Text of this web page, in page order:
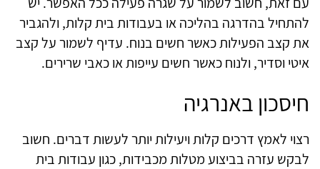
להתחיל בהדרגה בהליכה או בעבודות בית קלות, ולהגביר
את קצב הפעילות כאשר חשים בנוח. עדיף לשמור על קצב
איטי וסדיר, ולנוח כאשר חשים עייפות או כאבי שרירים.
חיסכון באנרגיה
רצוי לאמץ דרכים קלות ויעילות יותר לעשות דברים. חשוב
לבקש עזרה בביצוע מטלות מכבידות, כגון עבודות בית